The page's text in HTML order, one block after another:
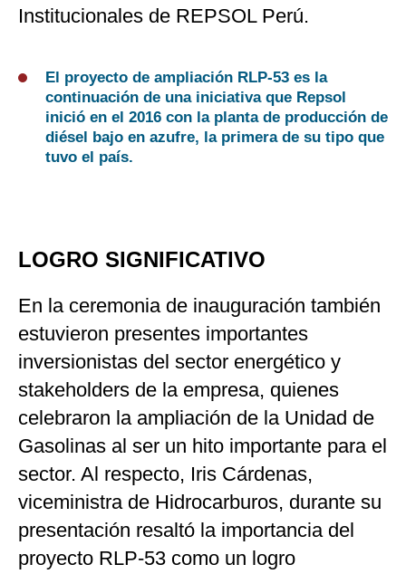
Institucionales de REPSOL Perú.
El proyecto de ampliación RLP-53 es la
continuación de una iniciativa que Repsol
inició en el 2016 con la planta de producción de
diésel bajo en azufre, la primera de su tipo que
tuvo el país.
LOGRO SIGNIFICATIVO
En la ceremonia de inauguración también
estuvieron presentes importantes
inversionistas del sector energético y
stakeholders de la empresa, quienes
celebraron la ampliación de la Unidad de
Gasolinas al ser un hito importante para el
sector. Al respecto, Iris Cárdenas,
viceministra de Hidrocarburos, durante su
presentación resaltó la importancia del
proyecto RLP-53 como un logro